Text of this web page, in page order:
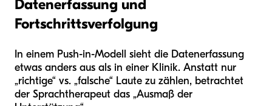
Datenerfassung und
Fortschrittsverfolgung
In einem Push-in-Modell sieht die Datenerfassung
etwas anders aus als in einer Klinik. Anstatt nur
„richtige“ vs. „falsche“ Laute zu zählen, betrachtet
der Sprachtherapeut das „Ausmaß der